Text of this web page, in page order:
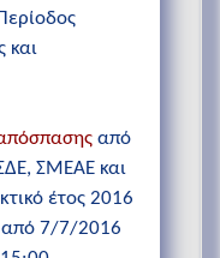
και
από
ΣΜΕΑΕ και
έτος 2016
από 7/7/2016